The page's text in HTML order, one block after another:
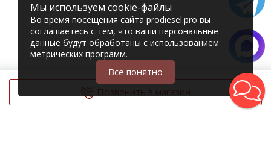
Позвонить в магазин
© 2006 – 2026 Prodiesel
Мы используем cookie-файлы
Во время посещения сайта prodiesel.pro вы
соглашаетесь с тем, что ваши персональные
данные будут обработаны с использованием
метрических программ.
Всё понятно